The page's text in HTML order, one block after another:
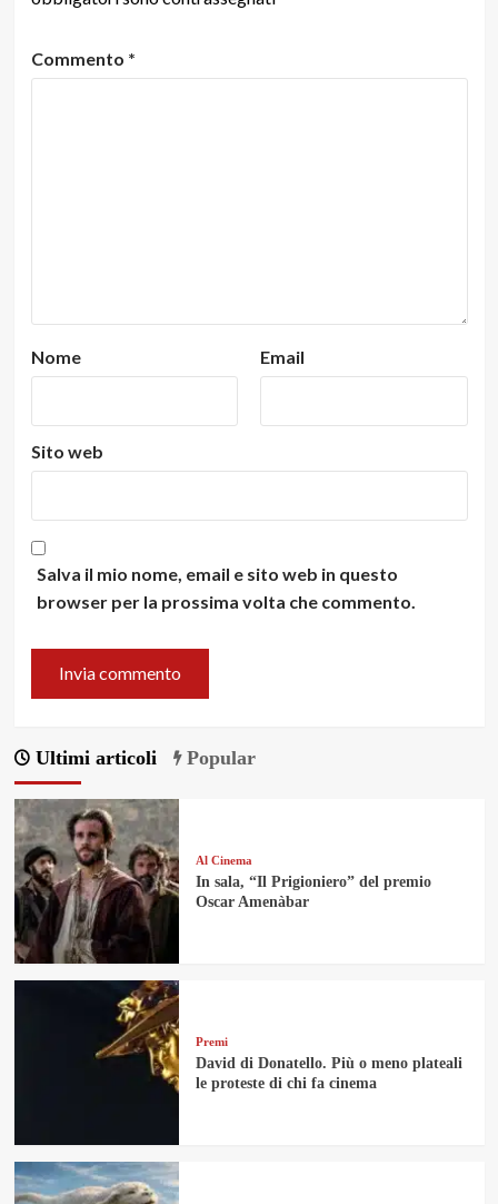
Commento *
Nome Email
Sito web
Salva il mio nome, email e sito web in questo
browser per la prossima volta che commento.
Ultimi articoli Popular
Al Cinema
In sala, “Il Prigioniero” del premio
Oscar Amenàbar
Premi
David di Donatello. Più o meno plateali
le proteste di chi fa cinema